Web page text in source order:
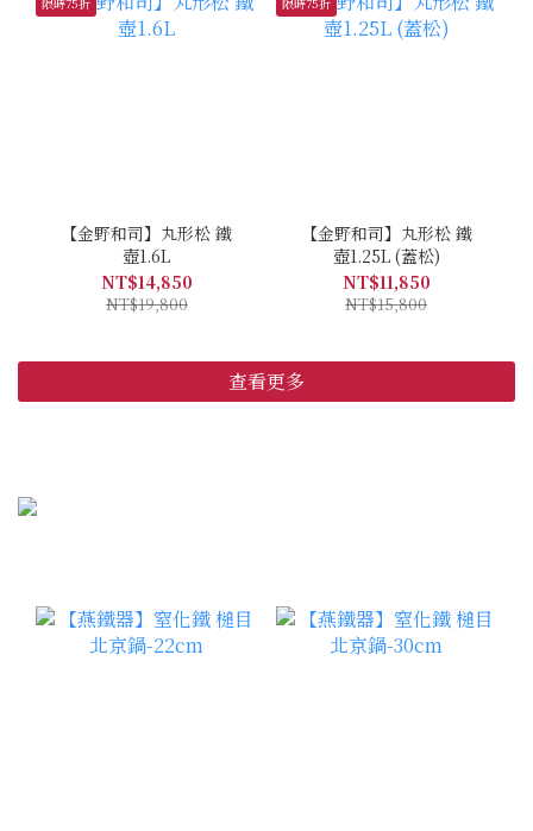
【金野和司】丸形松 鐵
壺1.6L
NT$14,850
NT$19,800
【金野和司】丸形松 鐵
壺1.25L (蓋松)
NT$11,850
NT$15,800
查看更多